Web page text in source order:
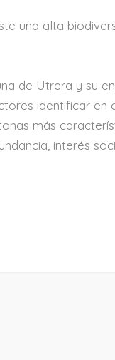
una alta
de Utrera y su
identificar en
más
interés